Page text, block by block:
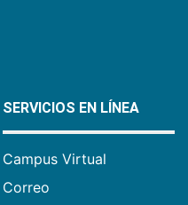
SERVICIOS EN LÍNEA
Campus Virtual
Correo